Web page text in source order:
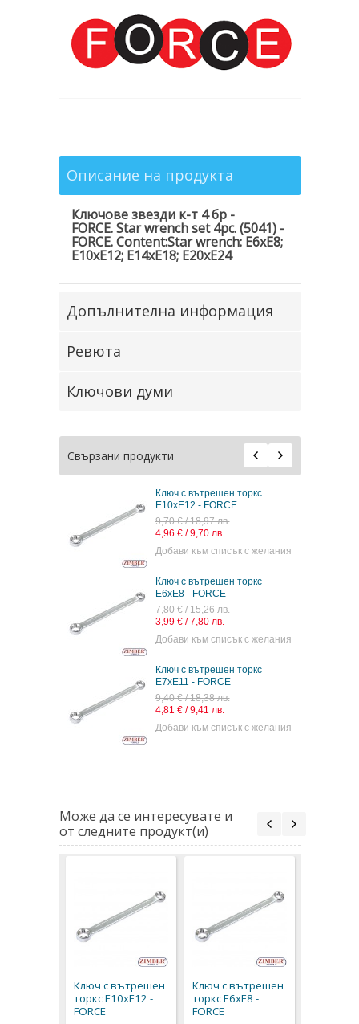
Описание на продукта
Ключове звезди к-т 4 бр -
FORCE.Star wrench set 4pc. (5041) -
FORCE. Content:Star wrench: E6xE8;
E10xE12; E14xE18; E20xE24
Допълнителна информация
Ревюта
Ключови думи
Свързани продукти
Ключ с вътрешен торкс
E10xE12 - FORCE
9,70 € / 18,97 лв.
4,96 € / 9,70 лв.
Добави към списък с желания
Ключ с вътрешен торкс
E6xE8 - FORCE
7,80 € / 15,26 лв.
3,99 € / 7,80 лв.
Добави към списък с желания
Ключ с вътрешен торкс
E7xE11 - FORCE
9,40 € / 18,38 лв.
4,81 € / 9,41 лв.
Добави към списък с желания
Може да се интересувате и
от следните продукт(и)
Ключ с вътрешен
торкс E10xE12 -
FORCE
Ключ с вътрешен
торкс E6xE8 -
FORCE